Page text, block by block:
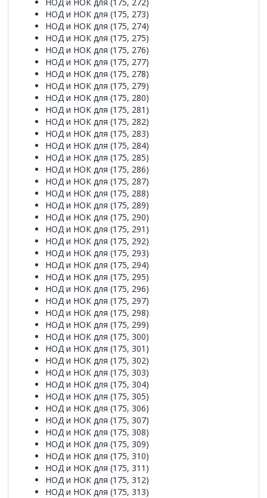
НОД и НОК для (175, 273)
НОД и НОК для (175, 274)
НОД и НОК для (175, 275)
НОД и НОК для (175, 276)
НОД и НОК для (175, 277)
НОД и НОК для (175, 278)
НОД и НОК для (175, 279)
НОД и НОК для (175, 280)
НОД и НОК для (175, 281)
НОД и НОК для (175, 282)
НОД и НОК для (175, 283)
НОД и НОК для (175, 284)
НОД и НОК для (175, 285)
НОД и НОК для (175, 286)
НОД и НОК для (175, 287)
НОД и НОК для (175, 288)
НОД и НОК для (175, 289)
НОД и НОК для (175, 290)
НОД и НОК для (175, 291)
НОД и НОК для (175, 292)
НОД и НОК для (175, 293)
НОД и НОК для (175, 294)
НОД и НОК для (175, 295)
НОД и НОК для (175, 296)
НОД и НОК для (175, 297)
НОД и НОК для (175, 298)
НОД и НОК для (175, 299)
НОД и НОК для (175, 300)
НОД и НОК для (175, 301)
НОД и НОК для (175, 302)
НОД и НОК для (175, 303)
НОД и НОК для (175, 304)
НОД и НОК для (175, 305)
НОД и НОК для (175, 306)
НОД и НОК для (175, 307)
НОД и НОК для (175, 308)
НОД и НОК для (175, 309)
НОД и НОК для (175, 310)
НОД и НОК для (175, 311)
НОД и НОК для (175, 312)
НОД и НОК для (175, 313)